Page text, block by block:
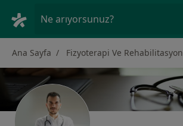
Ne arıyorsunuz?
Ana Sayfa Fizyoterapi Ve Rehabilitasyon